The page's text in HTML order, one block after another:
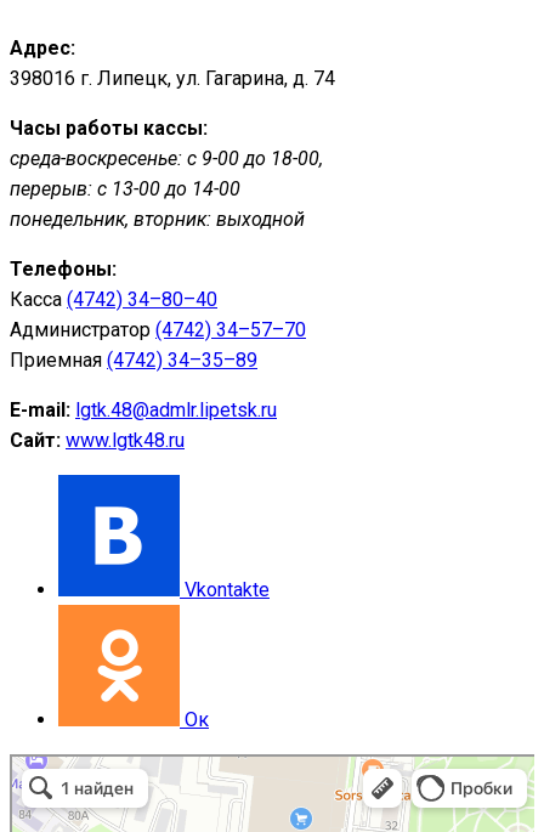
Адрес:
398016 г. Липецк, ул. Гагарина, д. 74
Часы работы кассы:
среда-воскресенье: с 9-00 до 18-00,
перерыв: с 13-00 до 14-00
понедельник, вторник: выходной
Телефоны:
Касса (4742) 34–80–40
Администратор (4742) 34–57–70
Приемная (4742) 34–35–89
E-mail: lgtk.48@admlr.lipetsk.ru
Сайт: www.lgtk48.ru
Vkontakte
Ок